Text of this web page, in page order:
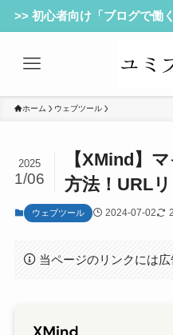
>> 初心者向け「ブログで働
ホーム ウェブツール
【XMind】
方法！URL
2025
1/06
ウェブツール 2024-07-02
当ページのリンクには広